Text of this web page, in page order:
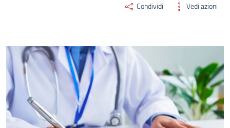
Condividi Vedi azioni